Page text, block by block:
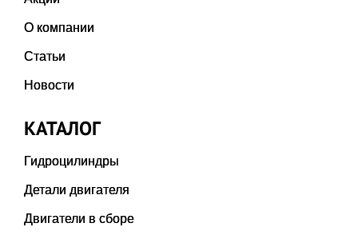
О компании
Статьи
Новости
КАТАЛОГ
Гидроцилиндры
Детали двигателя
Двигатели в сборе